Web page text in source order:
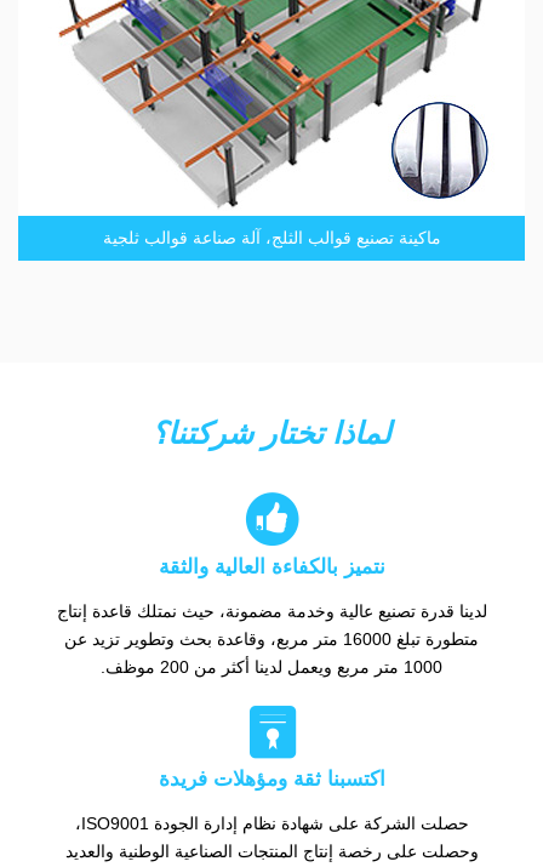
ماكينة تصنيع قوالب الثلج، آلة صناعة قوالب ثلجية
لماذا تختار شركتنا؟

نتميز بالكفاءة العالية والثقة
لدينا قدرة تصنيع عالية وخدمة مضمونة، حيث نمتلك قاعدة إنتاج
متطورة تبلغ 16000 متر مربع، وقاعدة بحث وتطوير تزيد عن
1000 متر مربع ويعمل لدينا أكثر من 200 موظف.

اكتسبنا ثقة ومؤهلات فريدة
حصلت الشركة على شهادة نظام إدارة الجودة ISO9001،
وحصلت على رخصة إنتاج المنتجات الصناعية الوطنية والعديد